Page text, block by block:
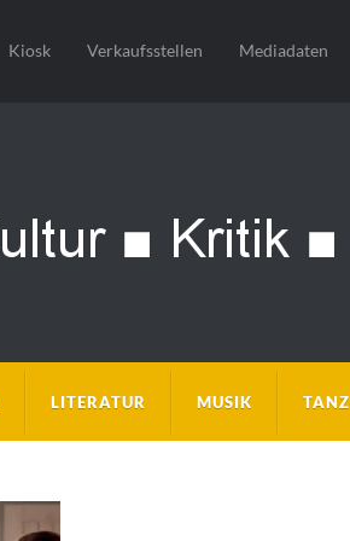
Kiosk Verkaufsstellen Mediadaten
LITERATUR MUSIK TANZ